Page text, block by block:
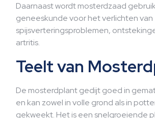
Daarnaast wordt mosterdzaad
geneeskunde voor het verlichten van
spijsverteringsproblemen,
artritis.
Teelt van
De mosterdplant gedijt goed in
en kan zowel in volle grond als in
gekweekt. Het is een snelgroeiende